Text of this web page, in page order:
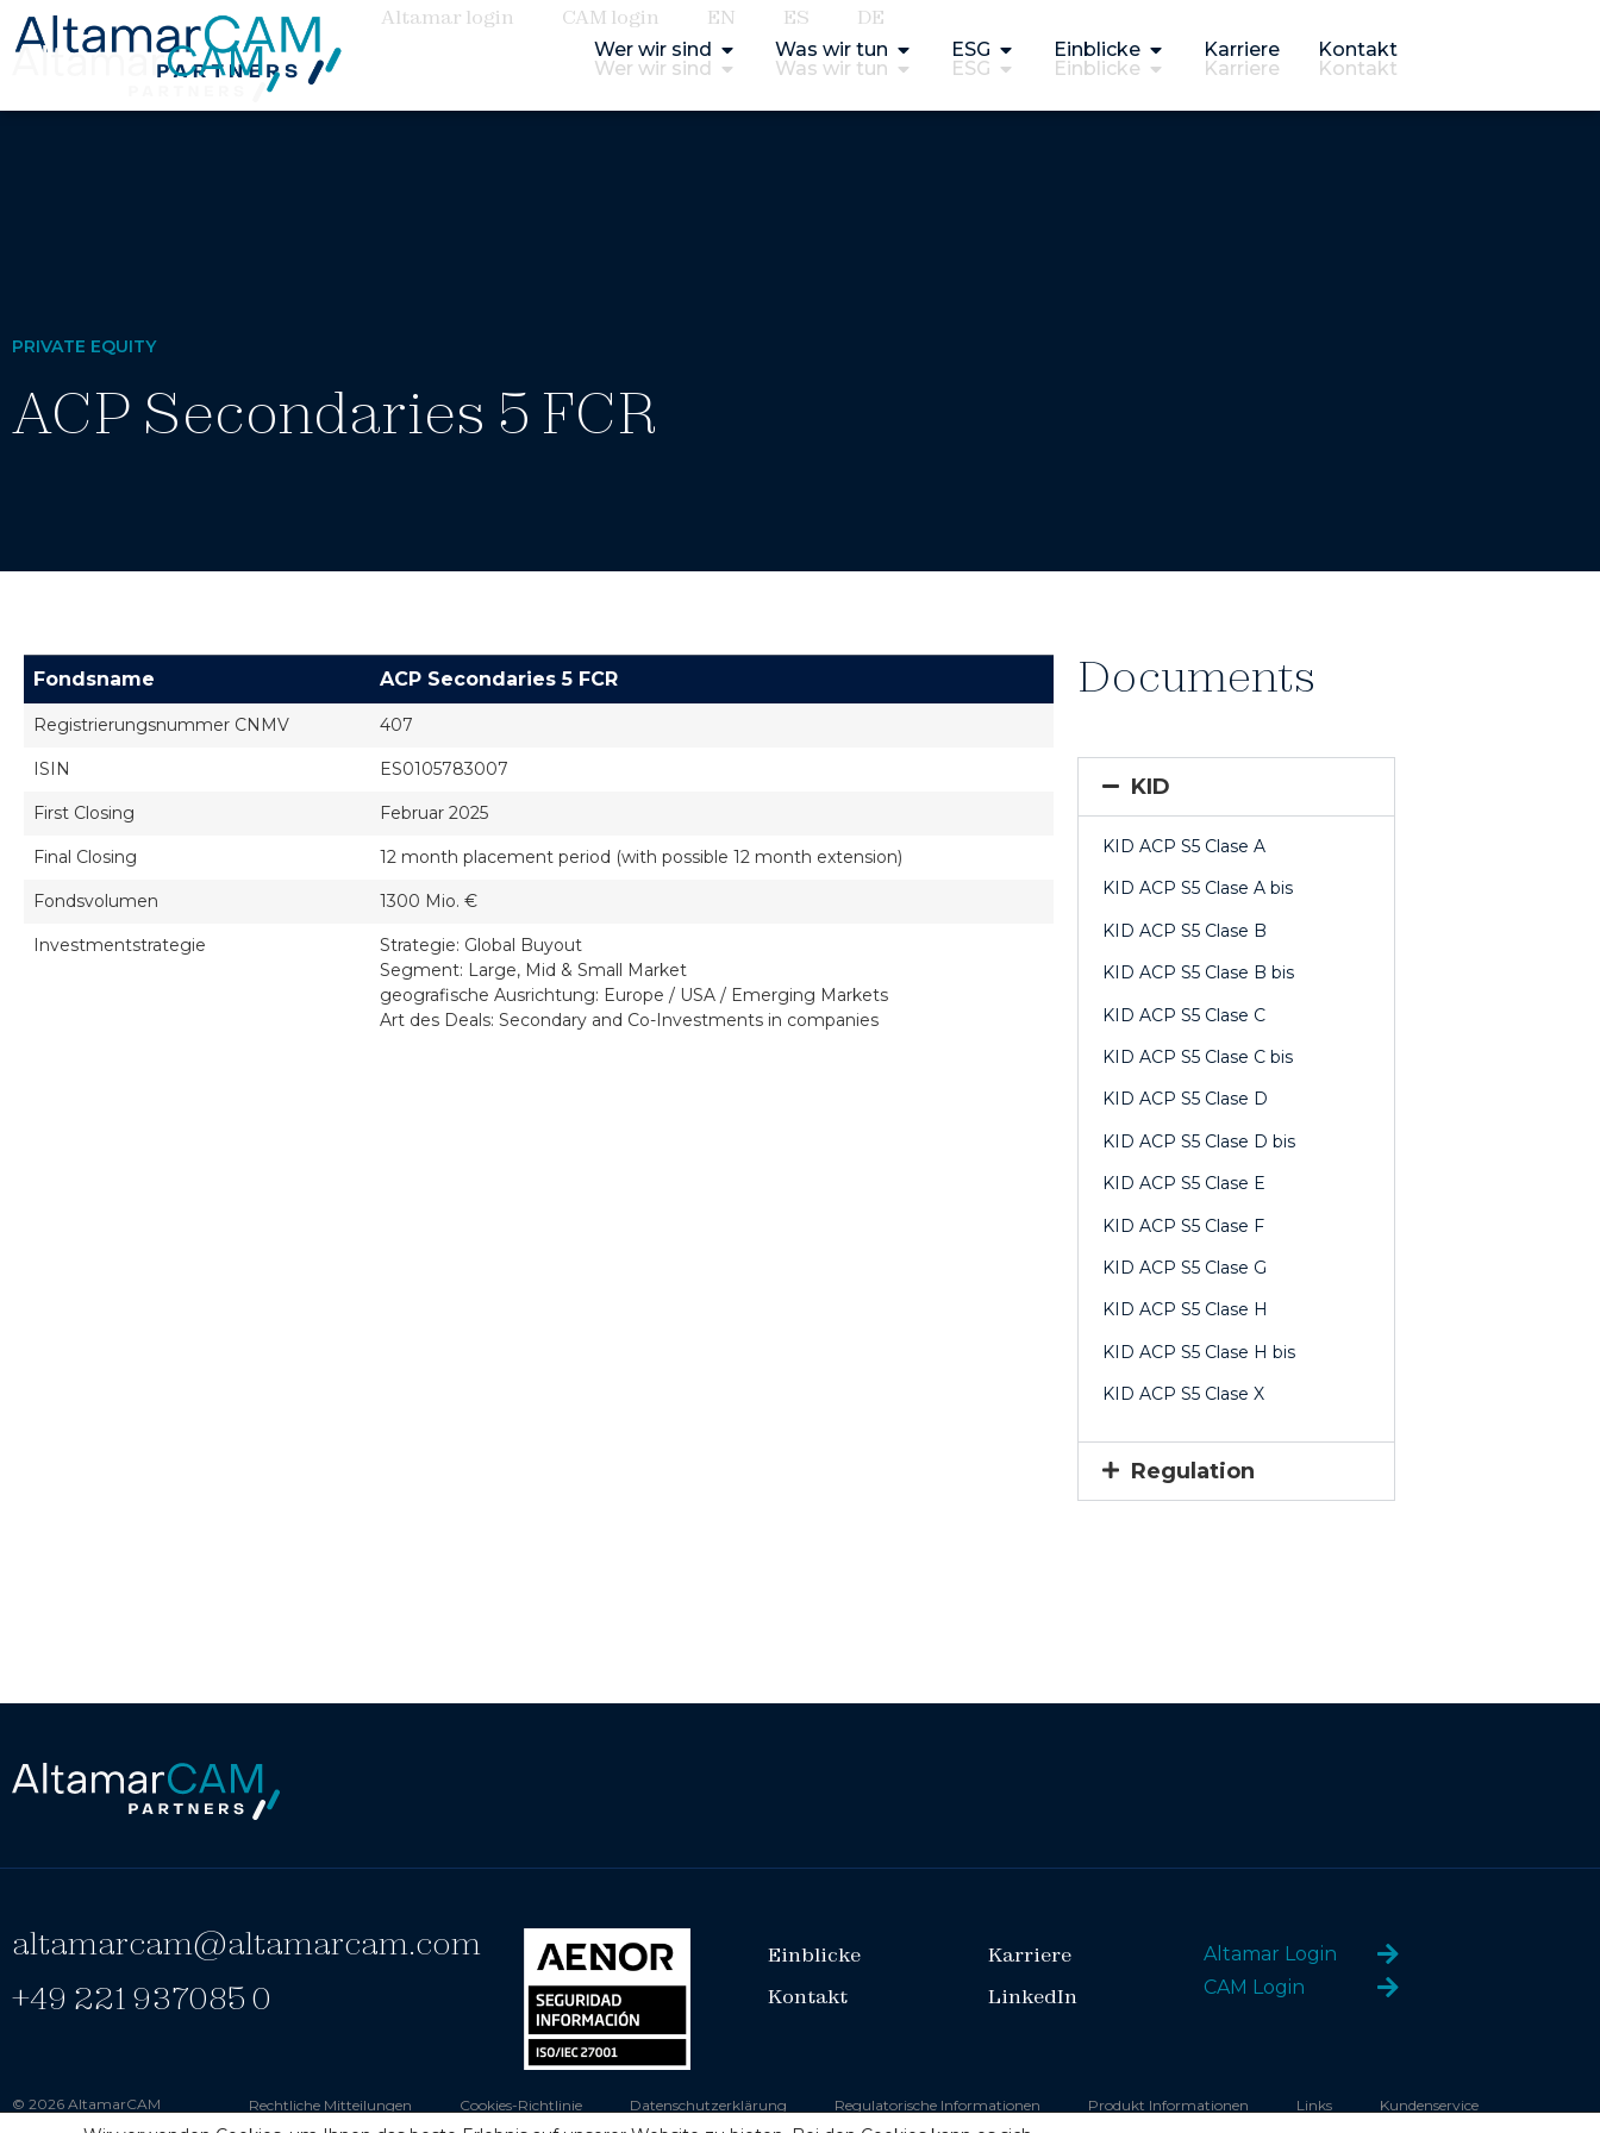
Altamar login CAM login EN ES DE
Wer wir sind Was wir tun ESG Einblicke Karriere Kontakt
Wer wir sind Was wir tun ESG Einblicke Karriere Kontakt
PRIVATE EQUITY
ACP Secondaries 5 FCR
Fondsname ACP Secondaries 5 FCR
Registrierungsnummer CNMV 407
ISIN ES0105783007
First Closing Februar 2025
Final Closing 12 month placement period (with possible 12 month extension)
Fondsvolumen 1300 Mio. €
Investmentstrategie
Strategie: Global Buyout
Segment: Large, Mid & Small Market
geografische Ausrichtung: Europe / USA / Emerging Markets
Art des Deals: Secondary and Co-Investments in companies
Documents
KID
KID ACP S5 Clase A
KID ACP S5 Clase A bis
KID ACP S5 Clase B
KID ACP S5 Clase B bis
KID ACP S5 Clase C
KID ACP S5 Clase C bis
KID ACP S5 Clase D
KID ACP S5 Clase D bis
KID ACP S5 Clase E
KID ACP S5 Clase F
KID ACP S5 Clase G
KID ACP S5 Clase H
KID ACP S5 Clase H bis
KID ACP S5 Clase X
Regulation
altamarcam@altamarcam.com
+49 221 937085 0
Einblicke
Kontakt
Karriere
LinkedIn
Altamar Login
CAM Login
© 2026 AltamarCAM
Rechtliche Mitteilungen Cookies-Richtlinie Datenschutzerklärung Regulatorische Informationen Produkt Informationen Links
Kundenservice
Whistleblowing Kanal